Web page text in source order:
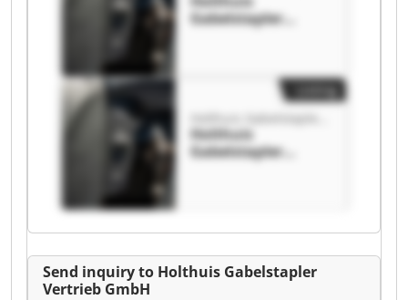
Gabelstapler
Vertrieb GmbH
Gabelstapler
Vertrieb GmbH
Holthuis
Gabelstapler
Vertrieb GmbH
Send inquiry to Holthuis Gabelstapler
Vertrieb GmbH